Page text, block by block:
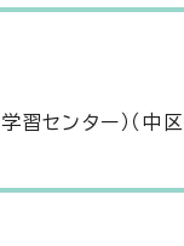
習センター）（